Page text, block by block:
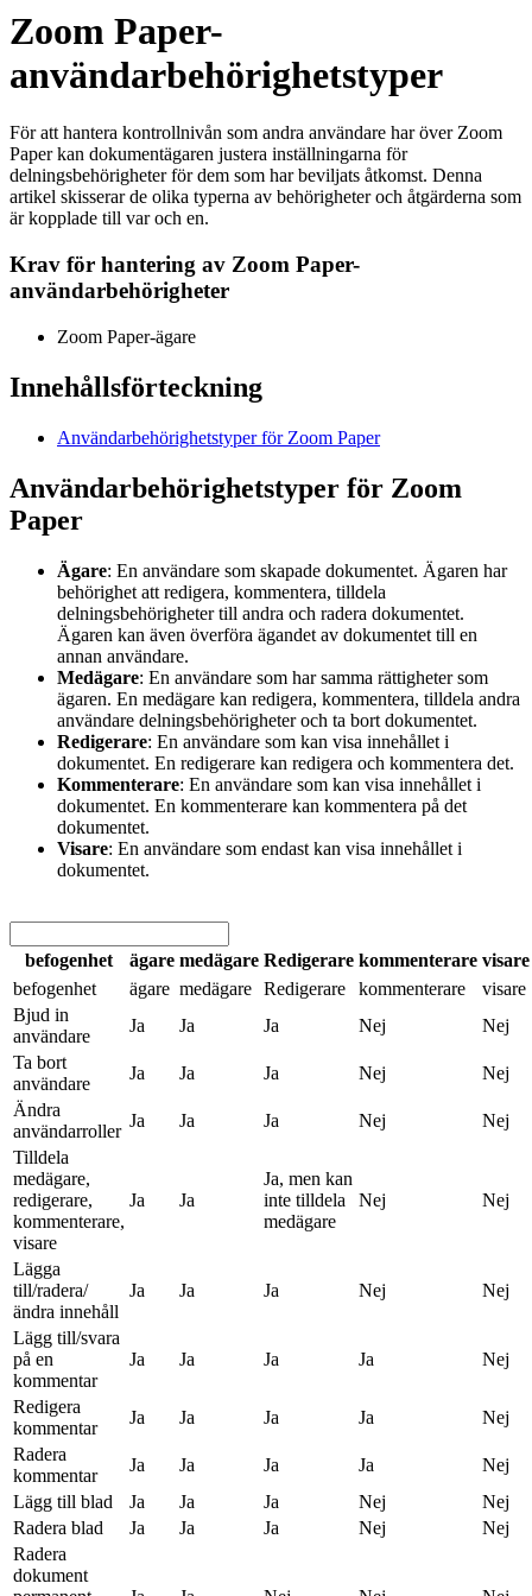
Zoom Paper-
användarbehörighetstyper
För att hantera kontrollnivån som andra användare har över Zoom
Paper kan dokumentägaren justera inställningarna för
delningsbehörigheter för dem som har beviljats åtkomst. Denna
artikel skisserar de olika typerna av behörigheter och åtgärderna som
är kopplade till var och en.
Krav för hantering av Zoom Paper-
användarbehörigheter
Zoom Paper-ägare
Innehållsförteckning
Användarbehörighetstyper för Zoom Paper
Användarbehörighetstyper för Zoom
Paper
Ägare: En användare som skapade dokumentet. Ägaren har
behörighet att redigera, kommentera, tilldela
delningsbehörigheter till andra och radera dokumentet.
Ägaren kan även överföra ägandet av dokumentet till en
annan användare.
Medägare: En användare som har samma rättigheter som
ägaren. En medägare kan redigera, kommentera, tilldela andra
användare delningsbehörigheter och ta bort dokumentet.
Redigerare: En användare som kan visa innehållet i
dokumentet. En redigerare kan redigera och kommentera det.
Kommenterare: En användare som kan visa innehållet i
dokumentet. En kommenterare kan kommentera på det
dokumentet.
Visare: En användare som endast kan visa innehållet i
dokumentet.
befogenhet ägare medägare Redigerare kommenterare visare
befogenhet
ägare medägare Redigerare kommenterare
visare
Bjud in
användare
Ja Ja Ja Nej
Nej
Ta bort
användare
Ja Ja Ja Nej
Nej
Ändra
användarroller
Ja Ja Ja Nej
Nej
Tilldela
medägare,
redigerare,
kommenterare,
visare
Ja Ja
Ja, men kan
inte tilldela
medägare
Nej Nej
Lägga
till/radera/
ändra innehåll
Ja Ja Ja Nej Nej
Lägg till/svara
på en
kommentar
Ja Ja Ja Ja Nej
Redigera
kommentar
Ja Ja Ja Ja
Nej
Radera
kommentar
Ja Ja Ja Ja
Nej
Lägg till blad
Ja Ja Ja Nej
Nej
Radera blad
Ja Ja Ja Nej
Nej
Radera
dokument